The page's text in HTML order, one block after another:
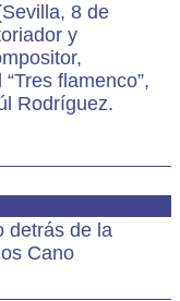
8 de
y
flamenco”,
Rodríguez.
detrás de la
Cano